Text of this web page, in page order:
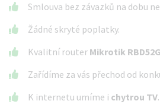
Smlouva bez závazků na dobu
Žádné skryté poplatky.
Kvalitní router Mikrotik RBD52G
Zařídíme za vás přechod od
K internetu umíme i chytrou TV.